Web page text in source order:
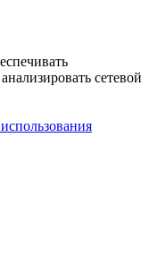
сетевой